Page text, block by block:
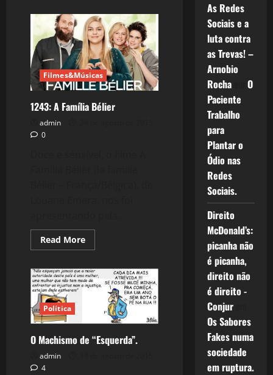
Jardim
Secreto
Filmes&Músicas
1243: A Família Bélier
admin
0
Read MoreRead
more
A
Família
Bélier
Política
O Machismo de “Esquerda”.
admin
4
As Redes
Sociais e a
luta contra
as Trevas! –
Arnobio
Rochaem O
Paciente
Trabalho
para
Plantar o
Ódio nas
Redes
Sociais.
Direito
McDonald’s:
picanha não
é picanha,
direito não
é direito -
Conjurem
Os Sabores
Fakes numa
sociedade
em ruptura.